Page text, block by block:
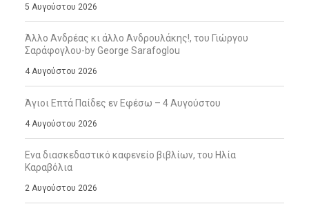
5 Αυγούστου 2026
Άλλο Ανδρέας κι άλλο Ανδρουλάκης!, του Γιώργου
Σαράφογλου-by George Sarafoglou
4 Αυγούστου 2026
Άγιοι Επτά Παίδες εν Εφέσω – 4 Αυγούστου
4 Αυγούστου 2026
Ενα διασκεδαστικό καφενείο βιβλίων, του Ηλία
Καραβόλια
2 Αυγούστου 2026